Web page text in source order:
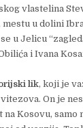
vlastelina
u dolini
u Jelicu
i Ivana
lik, koji je
On je
Kosovu, samo